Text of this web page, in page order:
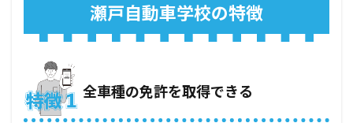
い方
2種目
以上
の免
許を
瀬戸自動車学校の特徴
全車種の免許を取得できる